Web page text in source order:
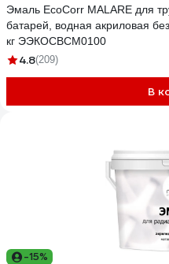
Эмаль EcoCorr MALARE для
батарей, водная акриловая
кг ЭЭКОСВСМ0100
4.8(209)
В
-15%